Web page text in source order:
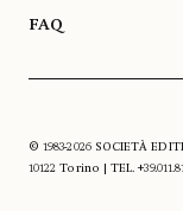
FAQ
© 1983-2026 SOCIETÀ
10122 Torino | TEL.